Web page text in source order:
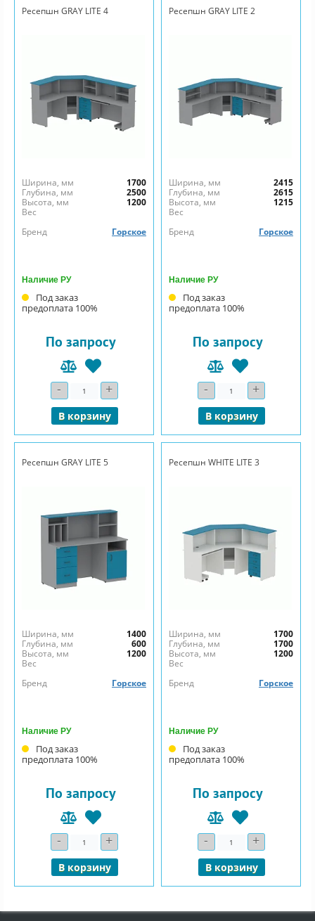
Ресепшн GRAY LITE 4
Ширина, мм
1700
Глубина, мм
2500
Высота, мм
1200
Вес
Бренд
Горское
Наличие РУ
Под заказ
предоплата 100%
По запросу
- Количество+
В корзину
Ресепшн GRAY LITE 2
Ширина, мм
2415
Глубина, мм
2615
Высота, мм
1215
Вес
Бренд
Горское
Наличие РУ
Под заказ
предоплата 100%
По запросу
- Количество+
В корзину
Ресепшн GRAY LITE 5
Ширина, мм
1400
Глубина, мм
600
Высота, мм
1200
Вес
Бренд
Горское
Наличие РУ
Под заказ
предоплата 100%
По запросу
- Количество+
В корзину
Ресепшн WHITE LITE 3
Ширина, мм
1700
Глубина, мм
1700
Высота, мм
1200
Вес
Бренд
Горское
Наличие РУ
Под заказ
предоплата 100%
По запросу
- Количество+
В корзину